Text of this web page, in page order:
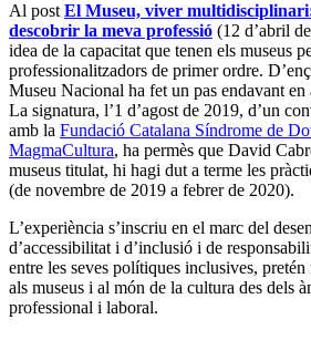
Al post El Museu, viver
descobrir la meva professió (12 d’abril
idea de la capacitat que tenen els museus
professionalitzadors de primer ordre.
Museu Nacional ha fet un pas endavant en
La signatura, l’1 d’agost de 2019, d’un
amb la Fundació Catalana Síndrome de
MagmaCultura, ha permès que David
museus titulat, hi hagi dut a terme les
(de novembre de 2019 a febrer de 2020).
L’experiència s’inscriu en el marc del
d’accessibilitat i d’inclusió i de
entre les seves polítiques inclusives,
als museus i al món de la cultura des dels
professional i laboral.